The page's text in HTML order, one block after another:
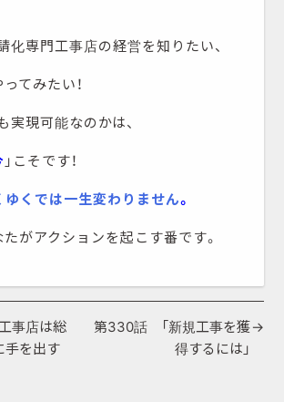
化専門工事店の経営を知りたい、
てみたい！
実現可能なのかは、
」こそです！
ゆくでは一生変わりません。
たがアクションを起こす番です。
第330話 「新規工事を獲
得するには」
事店は総
手を出す